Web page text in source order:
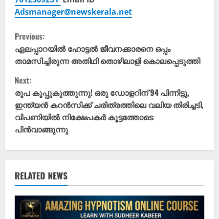
Adsmanager@newskerala.net
C
o
n
t
i
n
u
e
R
Previous:
ഏലപ്പാറയിൽ ഹോട്ടൽ ജീവനക്കാരനെ ഒപ്പം
താമസിച്ചിരുന്ന അതിഥി തൊഴിലാളി കൊലപ്പെടുത്തി
Next:
രൂപ കൂപ്പുകുത്തുന്നു! ഒരു ഡോളറിന് 94 പിന്നിട്ടു,
ഇന്ത്യൻ കറൻസിക്ക് ചരിത്രത്തിലെ വലിയ തിരിച്ചടി,
വിപണിയിൽ നിക്ഷേപകർ കൂട്ടത്തോടെ
പിൻവാങ്ങുന്നു
RELATED NEWS